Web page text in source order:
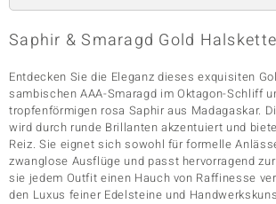
Classics
Saphir & Smaragd Gold Halskette
Entdecken Sie die Eleganz dieses exquisiten
sambischen AAA-Smaragd im Oktagon-Schliff
tropfenförmigen rosa Saphir aus Madagaskar.
wird durch runde Brillanten akzentuiert und
Reiz. Sie eignet sich sowohl für formelle
zwanglose Ausflüge und passt hervorragend
sie jedem Outfit einen Hauch von Raffinesse
den Luxus feiner Edelsteine und